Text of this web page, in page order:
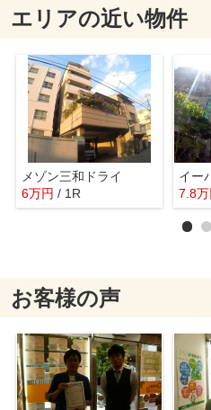
エリアの近い物件
メゾン三和ドライ
6万円 / 1R
イー
7.8万
お客様の声